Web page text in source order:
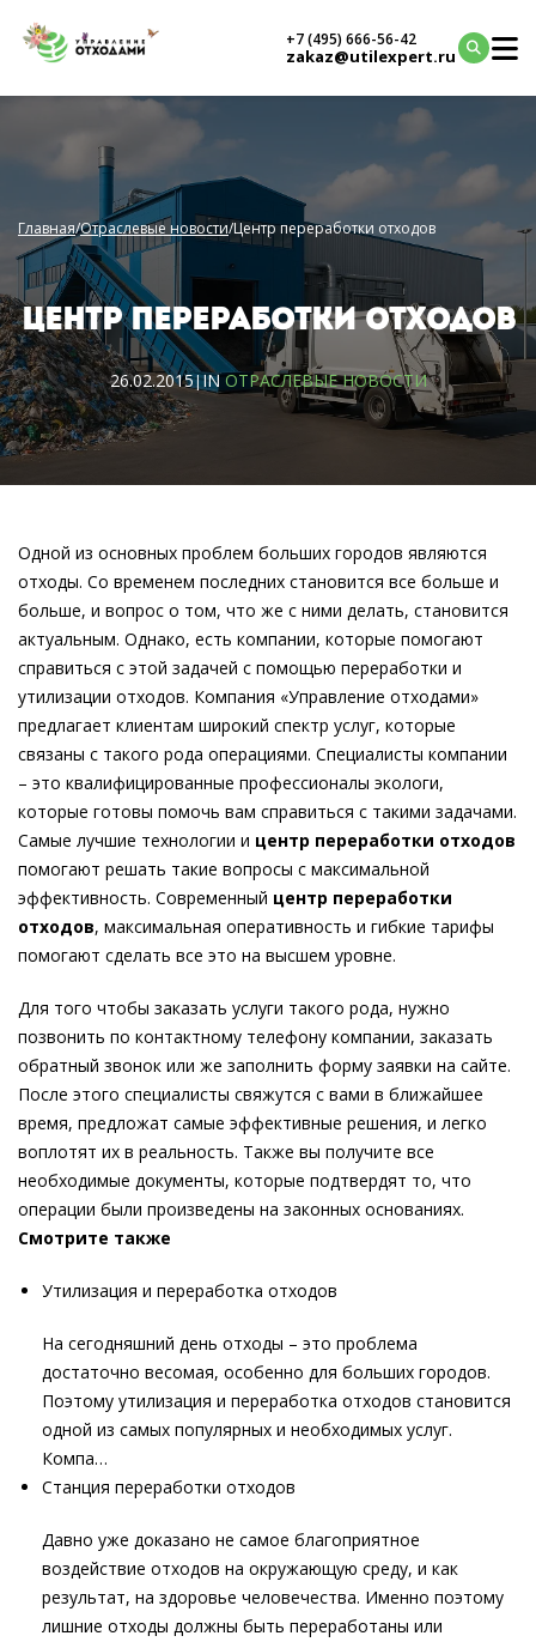
+7 (495) 666-56-42
zakaz@utilexpert.ru
Главная/Отраслевые новости/Центр переработки отходов
ЦЕНТР ПЕРЕРАБОТКИ ОТХОДОВ
26.02.2015|INОТРАСЛЕВЫЕ НОВОСТИ
Одной из основных проблем больших городов являются
отходы. Со временем последних становится все больше и
больше, и вопрос о том, что же с ними делать, становится
актуальным. Однако, есть компании, которые помогают
справиться с этой задачей с помощью переработки и
утилизации отходов. Компания «Управление отходами»
предлагает клиентам широкий спектр услуг, которые
связаны с такого рода операциями. Специалисты компании
– это квалифицированные профессионалы экологи,
которые готовы помочь вам справиться с такими задачами.
Самые лучшие технологии и центр переработки отходов
помогают решать такие вопросы с максимальной
эффективность. Современный центр переработки
отходов, максимальная оперативность и гибкие тарифы
помогают сделать все это на высшем уровне.
Для того чтобы заказать услуги такого рода, нужно
позвонить по контактному телефону компании, заказать
обратный звонок или же заполнить форму заявки на сайте.
После этого специалисты свяжутся с вами в ближайшее
время, предложат самые эффективные решения, и легко
воплотят их в реальность. Также вы получите все
необходимые документы, которые подтвердят то, что
операции были произведены на законных основаниях.
Смотрите также
Утилизация и переработка отходов
На сегодняшний день отходы – это проблема
достаточно весомая, особенно для больших городов.
Поэтому утилизация и переработка отходов становится
одной из самых популярных и необходимых услуг.
Компа…
Станция переработки отходов
Давно уже доказано не самое благоприятное
воздействие отходов на окружающую среду, и как
результат, на здоровье человечества. Именно поэтому
лишние отходы должны быть переработаны или